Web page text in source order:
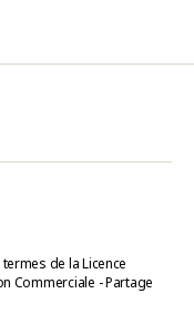
de la Licence
Commerciale - Partage